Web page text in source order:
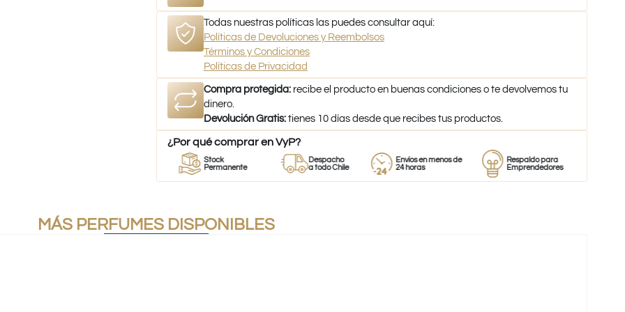
Todas nuestras políticas las puedes consultar aquí:
Políticas de Devoluciones y Reembolsos
Términos y Condiciones
Políticas de Privacidad
Compra protegida: recibe el producto en buenas condiciones o te devolvemos tu
dinero.
Devolución Gratis: tienes 10 días desde que recibes tus productos.
¿Por qué comprar en VyP?
Stock
Permanente
Despacho
a todo Chile
Envíos en menos de
24 horas
Respaldo para
Emprendedores
MÁS PERFUMES DISPONIBLES